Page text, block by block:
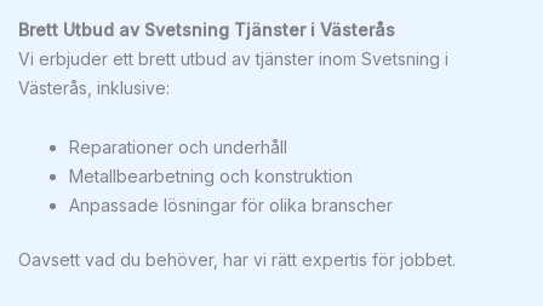
Brett Utbud av Svetsning Tjänster i Västerås
Vi erbjuder ett brett utbud av tjänster inom Svetsning i
Västerås, inklusive:
Reparationer och underhåll
Metallbearbetning och konstruktion
Anpassade lösningar för olika branscher
Oavsett vad du behöver, har vi rätt expertis för jobbet.